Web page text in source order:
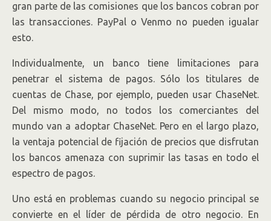
gran parte de las comisiones que los bancos cobran por
las transacciones. PayPal o Venmo no pueden igualar
esto.
Individualmente, un banco tiene limitaciones para
penetrar el sistema de pagos. Sólo los titulares de
cuentas de Chase, por ejemplo, pueden usar ChaseNet.
Del mismo modo, no todos los comerciantes del
mundo van a adoptar ChaseNet. Pero en el largo plazo,
la ventaja potencial de fijación de precios que disfrutan
los bancos amenaza con suprimir las tasas en todo el
espectro de pagos.
Uno está en problemas cuando su negocio principal se
convierte en el líder de pérdida de otro negocio. En